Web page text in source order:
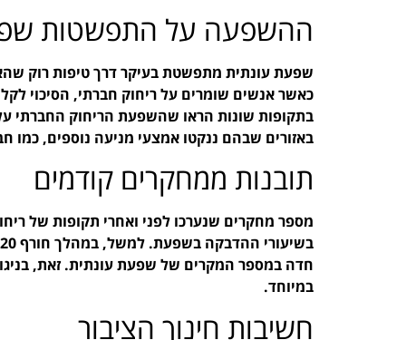
ההשפעה על התפשטות
שפעת עונתית מתפשטת בעיקר דרך טיפות רוק
כאשר אנשים שומרים על ריחוק חברתי, הסיכוי
בתקופות שונות הראו שהשפעת הריחוק החברתי
באזורים שבהם ננקטו אמצעי מניעה נוספים, כמו
תובנות ממחקרים קודמים
מספר מחקרים שנערכו לפני ואחרי תקופות של
חדה במספר המקרים של שפעת עונתית. זאת,
במיוחד.
חשיבות חינוך הציבור